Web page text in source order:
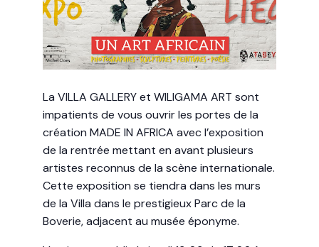
La VILLA GALLERY et WILIGAMA ART sont
impatients de vous ouvrir les portes de la
création MADE IN AFRICA avec l’exposition
de la rentrée mettant en avant plusieurs
artistes reconnus de la scène internationale.
Cette exposition se tiendra dans les murs
de la Villa dans le prestigieux Parc de la
Boverie, adjacent au musée éponyme.